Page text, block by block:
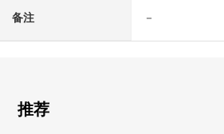
备注 －
推荐